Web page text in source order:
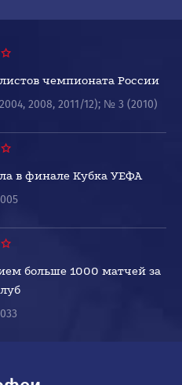
чемпионата России
2008, 2011/12); № 3 (2010)
в финале Кубка УЕФА
больше 1000 матчей за